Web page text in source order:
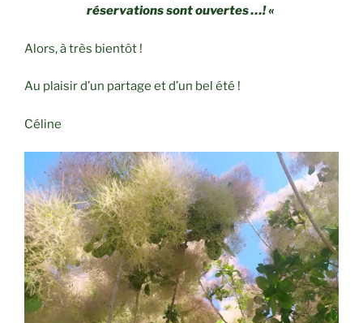
réservations sont ouvertes …! «
Alors, à très bientôt !
Au plaisir d’un partage et d’un bel été !
Céline